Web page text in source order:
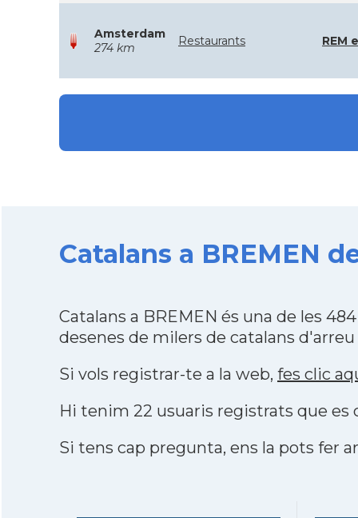
Amsterdam
274 km
Restaurants REM
Catalans a BREMEN
Catalans a BREMEN és una de les
desenes de milers de catalans
Si vols registrar-te a la web, fes clic
Hi tenim 22 usuaris registrats que
Si tens cap pregunta, ens la pots fer